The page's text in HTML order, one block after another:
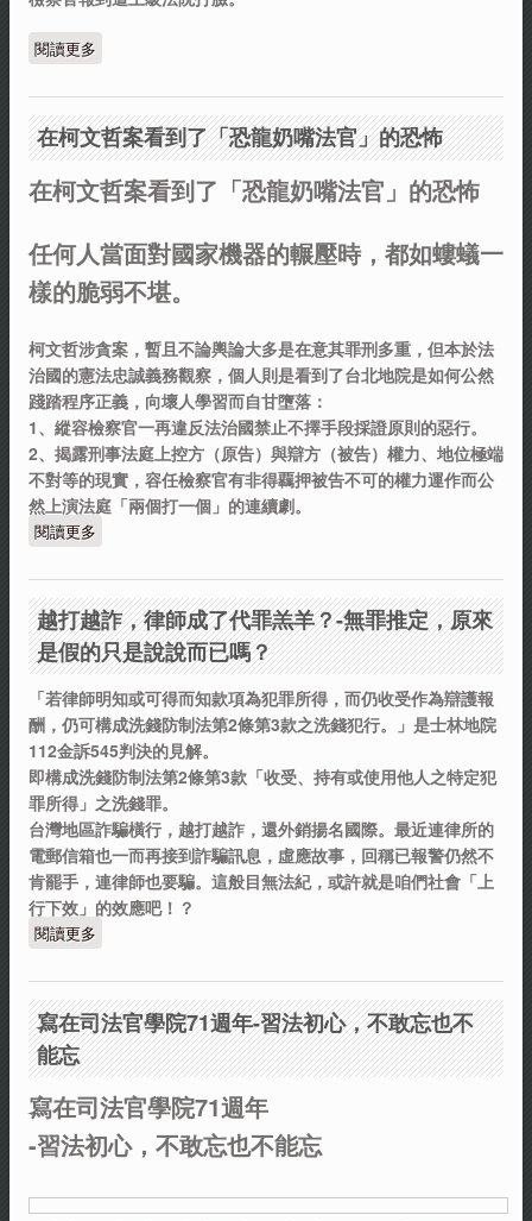
閱讀更多
在柯文哲案看到了「恐龍奶嘴法官」的恐怖
在柯文哲案看到了「恐龍奶嘴法官」的恐怖
任何人當面對國家機器的輾壓時，都如螻蟻一
樣的脆弱不堪。
柯文哲涉貪案，暫且不論輿論大多是在意其罪刑多重，但本於法
治國的憲法忠誠義務觀察，個人則是看到了台北地院是如何公然
踐踏程序正義，向壞人學習而自甘墮落：
1、縱容檢察官一再違反法治國禁止不擇手段採證原則的惡行。
2、揭露刑事法庭上控方（原告）與辯方（被告）權力、地位極端
不對等的現實，容任檢察官有非得覊押被告不可的權力運作而公
然上演法庭「兩個打一個」的連續劇。
閱讀更多
越打越詐，律師成了代罪羔羊？-無罪推定，原來
是假的只是說說而已嗎？
「若律師明知或可得而知款項為犯罪所得，而仍收受作為辯護報
酬，仍可構成洗錢防制法第2條第3款之洗錢犯行。」是士林地院
112金訴545判決的見解。
即構成洗錢防制法第2條第3款「收受、持有或使用他人之特定犯
罪所得」之洗錢罪。
台灣地區詐騙橫行，越打越詐，還外銷揚名國際。最近連律所的
電郵信箱也一而再接到詐騙訊息，虛應故事，回稱已報警仍然不
肯罷手，連律師也要騙。這般目無法紀，或許就是咱們社會「上
行下效」的效應吧！？
閱讀更多
寫在司法官學院71週年-習法初心，不敢忘也不
能忘
寫在司法官學院71週年
-習法初心，不敢忘也不能忘